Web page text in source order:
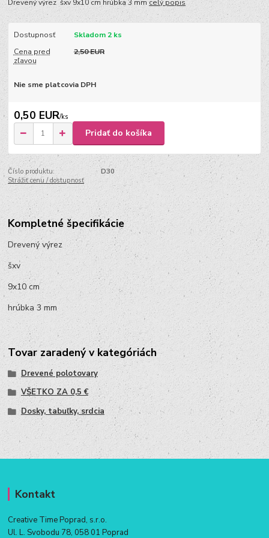
Drevený výrez šxv 9x10 cm hrúbka 3 mmcelý popis
Dostupnosť
Skladom 2 ks
Cena pred
zľavou
2,50 EUR
Nie sme platcovia DPH
0,50 EUR/ks
Pridať do košíka
Číslo produktu:
D30
Strážiť cenu / dostupnosť
Kompletné špecifikácie
Drevený výrez
šxv
9x10 cm
hrúbka 3 mm
Tovar zaradený v kategóriách
Drevené polotovary
VŠETKO ZA 0,5 €
Dosky, tabuľky, srdcia
Kontakt
Creative Time Poprad, s.r.o.
Ul. L. Svobodu 78, 058 01 Poprad